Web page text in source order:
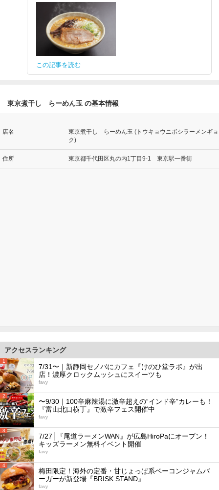
この記事を読む
東京煮干し らーめん玉 の基本情報
店名
東京煮干し らーめん玉 (トウキョウニボシラーメンギョ
ク)
住所 東京都千代田区丸の内1丁目9-1 東京駅一番街
アクセスランキング
1
7/31〜｜新静岡セノバにカフェ『けのひ堂ラボ』が出
店！濃厚クロックムッシュにスイーツも
favy
2
〜9/30｜100辛麻辣湯に激辛超えの“インド辛”カレーも！
『富山北口横丁』で激辛フェス開催中
favy
3
7/27│『尾道ラーメンWAN』が広島HiroPaにオープン！
キッズラーメン無料イベント開催
favy
4
梅田限定！海外の定番・甘じょっぱ系ベーコンジャムバ
ーガーが新登場『BRISK STAND』
favy